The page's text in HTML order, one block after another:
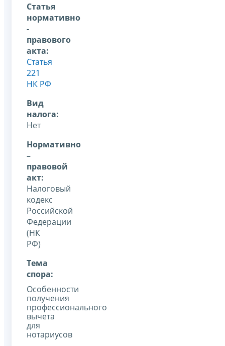
Статья
нормативно
-
правового
акта:
Статья
221
НК РФ
Вид
налога:
Нет
Нормативно
–
правовой
акт:
Налоговый
кодекс
Российской
Федерации
(НК
РФ)
Тема
спора:
Особенности
получения
профессионального
вычета
для
нотариусов